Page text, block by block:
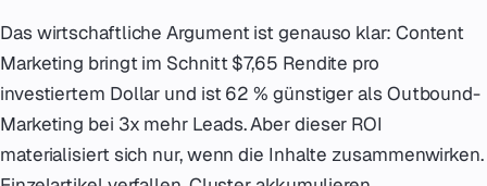
Das wirtschaftliche Argument ist genauso klar: Content
Marketing bringt im Schnitt $7,65 Rendite pro
investiertem Dollar und ist 62 % günstiger als Outbound-
Marketing bei 3x mehr Leads. Aber dieser ROI
materialisiert sich nur, wenn die Inhalte zusammenwirken.